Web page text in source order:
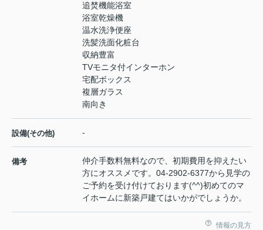
追焚機能浴室
浴室乾燥機
温水洗浄便座
洗髪洗面化粧台
収納豊富
TVモニタ付インターホン
宅配ボックス
複層ガラス
南向き
設備(その他) -
備考
仲介手数料無料なので、初期費用を抑えたい
方にオススメです。04-2902-6377から見学の
ご予約を受け付けております(^^)初めてのマ
イホームに新築戸建てはいかがでしょうか。
情報の見方